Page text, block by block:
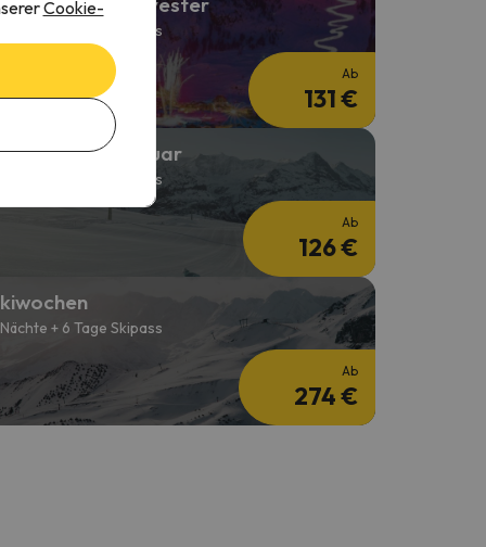
Nächte + 2 Tage Skipass
Ab
131 €
im Februar
Nächte + 2 Tage Skipass
Ab
126 €
+ 6 Tage Skipass
Ab
274 €
Cookie-